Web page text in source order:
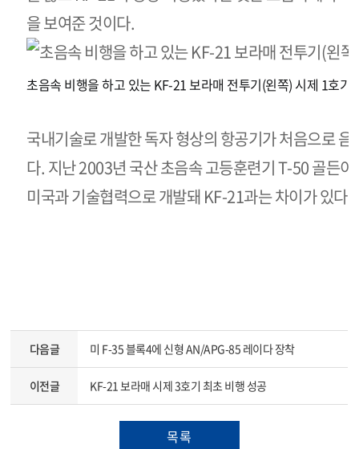
을 보여준 것이다.
초음속 비행을 하고 있는 KF-21 보라매 전투기(왼쪽) 시제 1호기.
국내기술로 개발한 독자 형상의 항공기가 처음으로
다. 지난 2003년 국산 초음속 고등훈련기 T-50 골든
미국과 기술협력으로 개발돼 KF-21과는 차이가 있다.
다음글 미 F-35 블록4에 신형 AN/APG-85 레이다 장착
이전글 KF-21 보라매 시제 3호기 최초 비행 성공
목록